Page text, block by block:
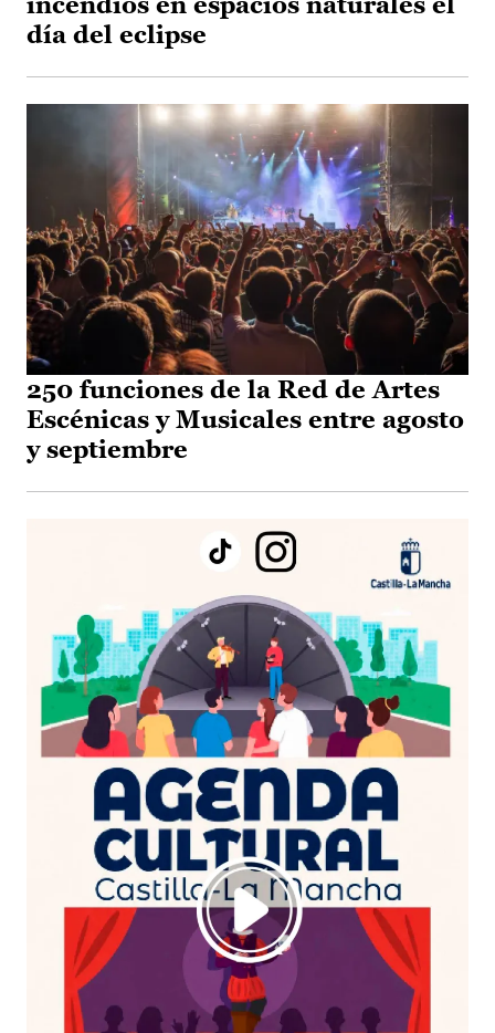
día del eclipse
250 funciones de la Red de Artes
Escénicas y Musicales entre agosto
y septiembre